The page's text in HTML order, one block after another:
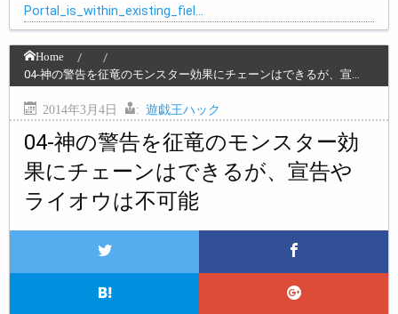
Portal_is_within_existing_fiel…
Home
04-神の警告を征竜のモンスター効果にチェーンはできるが、宣…
2014年3月4日 : 遊戯王ハック
04-神の警告を征竜のモンスター効
果にチェーンはできるが、宣告や
ライオウは不可能